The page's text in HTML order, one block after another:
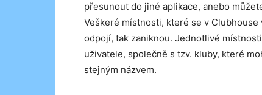
přesunout do jiné aplikace, anebo
Veškeré místnosti, které se v
odpojí, tak zaniknou. Jednotlivé
uživatele, společně s tzv. kluby, které
stejným názvem.